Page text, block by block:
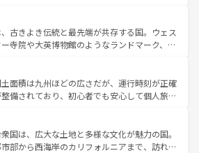
パンの発祥地であるランス、プロヴァンスの
ンダー畑など、多彩な楽しみ方が可能だ。さ
外の地域にも魅力が溢れており、どの街角に
を運ぶとそれぞれで全く異なる文化を体験で
きるだろう。 なお、新着のフランス情報はコンテンツ一覧
しい。
国は、どこを歩いても飽きることがない。ベ
的活気、バイエルン州のアルプスの絶景、そ
沿いのワイン畑といった風景は必見。ビール
人にはぜひ体験してほしい。 なお、新着の
コンテンツ一覧を参照してほしい。
古きよき伝統と最先端が共存する国。ウェス
寺院や大英博物館のようなランドマーク、歴
なる魅力がある。また、優雅なアフタヌーン
ル好きにはたまらない英国パブ、サッカー観
だからこそできる体験も豊富。イギリスを旅
照してほしい。
面積は九州ほどの広さだが、運行時刻が正確
備されており、初心者でも安心して個人旅行
まま残る町や、スイスならではのユニークな
、アルプス観光だけでなく町歩きも満喫する
。国民の所得が高いため物価も高いが、旅行
国は、広大な土地と多様な文化が魅力の国。
部から西海岸のカリフォルニアまで、訪れる